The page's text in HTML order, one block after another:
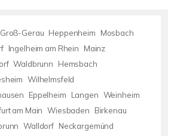
Groß-Gerau Heppenheim
Mosbach
Ingelheim am Rhein
Mainz
Waldbrunn
Hemsbach
Wilhelmsfeld
Eppelheim Langen Weinheim
am Main Wiesbaden
Birkenau
Walldorf Neckargemünd